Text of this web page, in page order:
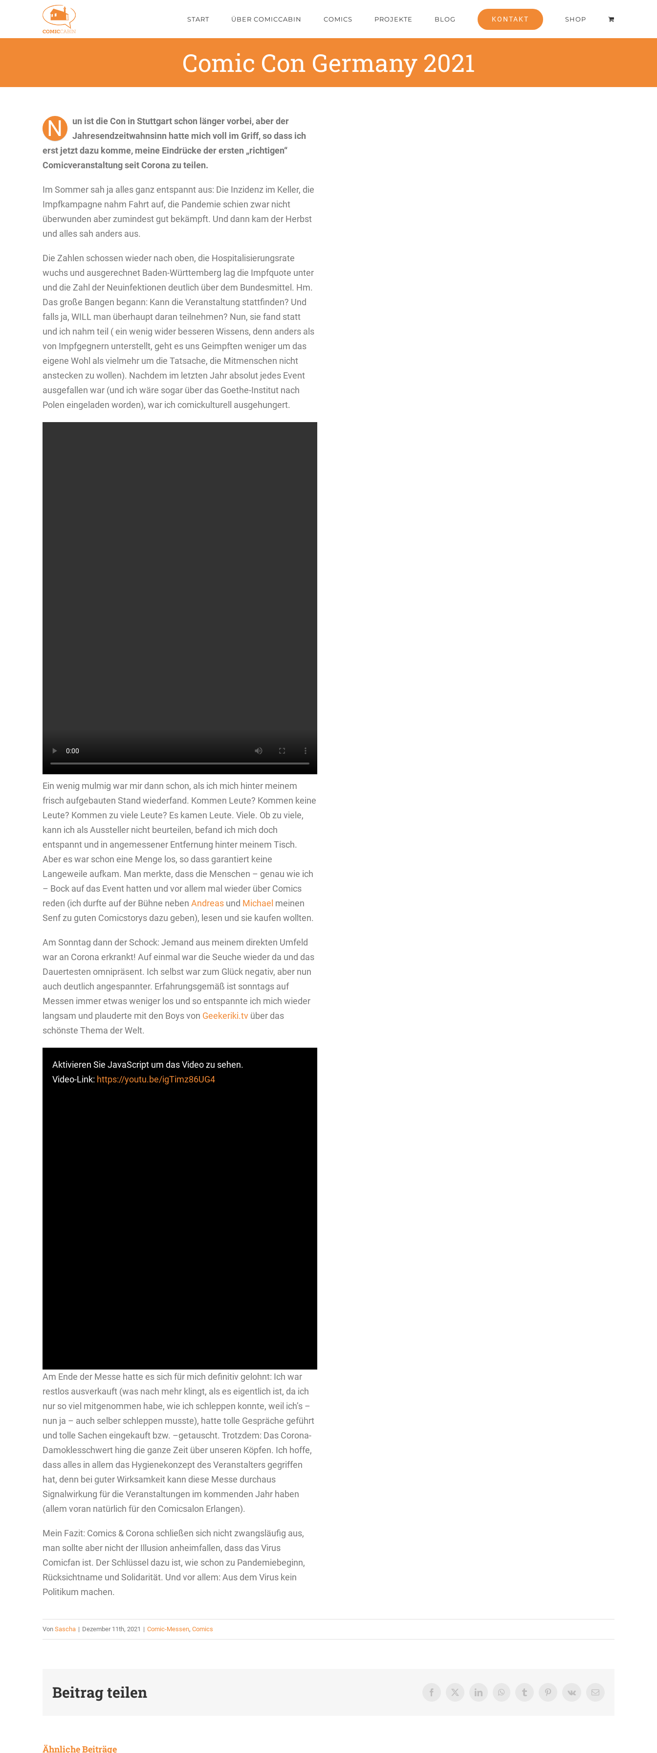
springen
START ÜBER COMICCABIN COMICS PROJEKTE BLOG KONTAKT SHOP
Comic Con Germany 2021
N
un ist die Con in Stuttgart schon länger vorbei, aber der
Jahresendzeitwahnsinn hatte mich voll im Griff, so dass ich
erst jetzt dazu komme, meine Eindrücke der ersten „richtigen“
Comicveranstaltung seit Corona zu teilen.
Im Sommer sah ja alles ganz entspannt aus: Die Inzidenz im Keller, die
Impfkampagne nahm Fahrt auf, die Pandemie schien zwar nicht
überwunden aber zumindest gut bekämpft. Und dann kam der Herbst
und alles sah anders aus.
Die Zahlen schossen wieder nach oben, die Hospitalisierungsrate
wuchs und ausgerechnet Baden-Württemberg lag die Impfquote unter
und die Zahl der Neuinfektionen deutlich über dem Bundesmittel. Hm.
Das große Bangen begann: Kann die Veranstaltung stattfinden? Und
falls ja, WILL man überhaupt daran teilnehmen? Nun, sie fand statt
und ich nahm teil ( ein wenig wider besseren Wissens, denn anders als
von Impfgegnern unterstellt, geht es uns Geimpften weniger um das
eigene Wohl als vielmehr um die Tatsache, die Mitmenschen nicht
anstecken zu wollen). Nachdem im letzten Jahr absolut jedes Event
ausgefallen war (und ich wäre sogar über das Goethe-Institut nach
Polen eingeladen worden), war ich comickulturell ausgehungert.
Ein wenig mulmig war mir dann schon, als ich mich hinter meinem
frisch aufgebauten Stand wiederfand. Kommen Leute? Kommen keine
Leute? Kommen zu viele Leute? Es kamen Leute. Viele. Ob zu viele,
kann ich als Aussteller nicht beurteilen, befand ich mich doch
entspannt und in angemessener Entfernung hinter meinem Tisch.
Aber es war schon eine Menge los, so dass garantiert keine
Langeweile aufkam. Man merkte, dass die Menschen – genau wie ich
– Bock auf das Event hatten und vor allem mal wieder über Comics
reden (ich durfte auf der Bühne neben Andreasund Michael meinen
Senf zu guten Comicstorys dazu geben), lesen und sie kaufen wollten.
Am Sonntag dann der Schock: Jemand aus meinem direkten Umfeld
war an Corona erkrankt! Auf einmal war die Seuche wieder da und das
Dauertesten omnipräsent. Ich selbst war zum Glück negativ, aber nun
auch deutlich angespannter. Erfahrungsgemäß ist sonntags auf
Messen immer etwas weniger los und so entspannte ich mich wieder
langsam und plauderte mit den Boys von Geekeriki.tvüber das
schönste Thema der Welt.
Aktivieren Sie JavaScript um das Video zu sehen.
Video-Link: https://youtu.be/igTimz86UG4
Am Ende der Messe hatte es sich für mich definitiv gelohnt: Ich war
restlos ausverkauft (was nach mehr klingt, als es eigentlich ist, da ich
nur so viel mitgenommen habe, wie ich schleppen konnte, weil ich’s –
nun ja – auch selber schleppen musste), hatte tolle Gespräche geführt
und tolle Sachen eingekauft bzw. –getauscht. Trotzdem: Das Corona-
Damoklesschwert hing die ganze Zeit über unseren Köpfen. Ich hoffe,
dass alles in allem das Hygienekonzept des Veranstalters gegriffen
hat, denn bei guter Wirksamkeit kann diese Messe durchaus
Signalwirkung für die Veranstaltungen im kommenden Jahr haben
(allem voran natürlich für den Comicsalon Erlangen).
Mein Fazit: Comics & Corona schließen sich nicht zwangsläufig aus,
man sollte aber nicht der Illusion anheimfallen, dass das Virus
Comicfan ist. Der Schlüssel dazu ist, wie schon zu Pandemiebeginn,
Rücksichtname und Solidarität. Und vor allem: Aus dem Virus kein
Politikum machen.
Von Sascha | Dezember 11th, 2021 | Comic-Messen, Comics
Beitrag teilen Facebook
X LinkedInWhatsAppTumblrPinterestVk
E-
Ähnliche Beiträge